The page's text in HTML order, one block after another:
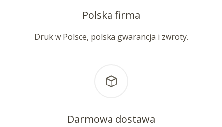
Polska firma
Druk w Polsce, polska gwarancja i zwroty.
Darmowa dostawa